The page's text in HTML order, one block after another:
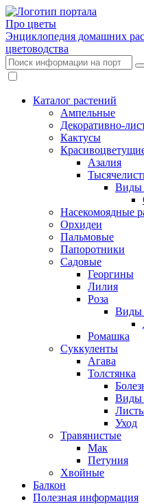
Про цветы
Энциклопедия домашних
цветоводства
Каталог растений
Ампельные
Декоративно-
Кактусы
Азалия
Виды
Насекомоядные
Орхидеи
Пальмовые
Папоротники
Садовые
Георгины
Лилия
Роза
Виды
Ромашка
Суккуленты
Агава
Толстянка
Виды
Уход
Травянистые
Мак
Петуния
Хвойные
Балкон
Полезная информация